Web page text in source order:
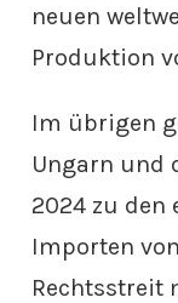
neuen
Produktion
Im übrigen
Ungarn und
2024 zu den
Importen
Rechtsstreit